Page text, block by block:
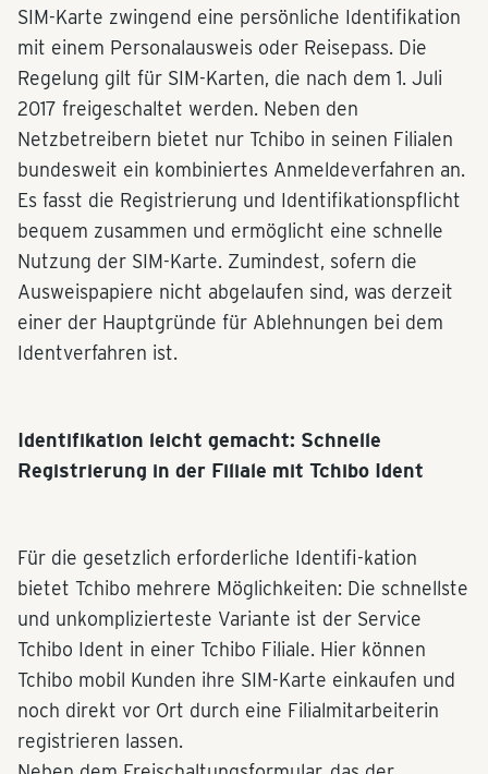
SIM-Karte zwingend eine persönliche Identifikation
mit einem Personalausweis oder Reisepass. Die
Regelung gilt für SIM-Karten, die nach dem 1. Juli
2017 freigeschaltet werden. Neben den
Netzbetreibern bietet nur Tchibo in seinen Filialen
bundesweit ein kombiniertes Anmeldeverfahren an.
Es fasst die Registrierung und Identifikationspflicht
bequem zusammen und ermöglicht eine schnelle
Nutzung der SIM-Karte. Zumindest, sofern die
Ausweispapiere nicht abgelaufen sind, was derzeit
einer der Hauptgründe für Ablehnungen bei dem
Identverfahren ist.
Identifikation leicht gemacht: Schnelle
Registrierung in der Filiale mit Tchibo Ident
Für die gesetzlich erforderliche Identifi-kation
bietet Tchibo mehrere Möglichkeiten: Die schnellste
und unkomplizierteste Variante ist der Service
Tchibo Ident in einer Tchibo Filiale. Hier können
Tchibo mobil Kunden ihre SIM-Karte einkaufen und
noch direkt vor Ort durch eine Filialmitarbeiterin
registrieren lassen.